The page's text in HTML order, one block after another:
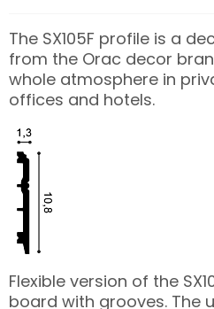
The SX105F profile is a
from the Orac decor
whole atmosphere in
offices and hotels.
Flexible version of the
board with grooves. The